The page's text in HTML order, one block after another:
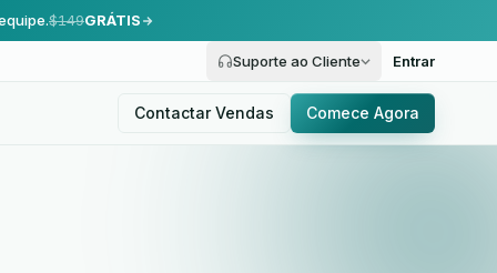
$149GRÁTIS
Suporte ao Cliente Entrar
Contactar Vendas Comece Agora